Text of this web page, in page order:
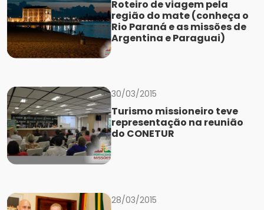
Roteiro de viagem pela
região do mate (conheça o
Rio Paraná e as missões de
Argentina e Paraguai)
30/03/2015
Turismo missioneiro teve
representação na reunião
do CONETUR
28/03/2015